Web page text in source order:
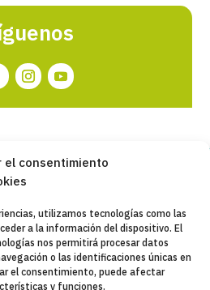
el consentimiento
utilizamos tecnologías como las
a la información del dispositivo. El
nos permitirá procesar datos
o las identificaciones únicas en
el consentimiento, puede afectar
y funciones.
Itaka-Escolapios
LEGAL
DE PRIVACIDAD